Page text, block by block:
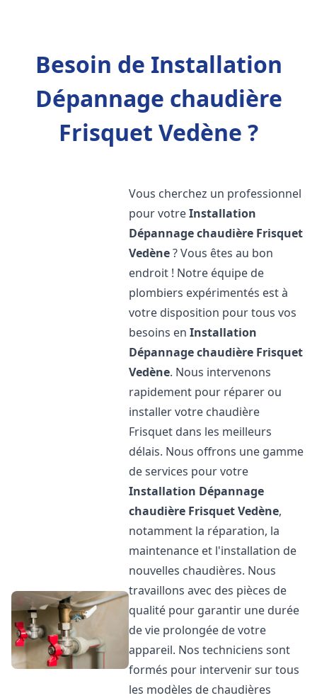
Besoin de Installation
Dépannage chaudière
Frisquet Vedène ?
Vous cherchez un professionnel
pour votreInstallation
Dépannage chaudière Frisquet
Vedène? Vous êtes au bon
endroit ! Notre équipe de
plombiers expérimentés est à
votre disposition pour tous vos
besoins enInstallation
Dépannage chaudière Frisquet
Vedène. Nous intervenons
rapidement pour réparer ou
installer votre chaudière
Frisquet dans les meilleurs
délais. Nous offrons une gamme
de services pour votre
Installation Dépannage
chaudière FrisquetVedène,
notamment la réparation, la
maintenance et l'installation de
nouvelles chaudières. Nous
travaillons avec des pièces de
qualité pour garantir une durée
de vie prolongée de votre
appareil. Nos techniciens sont
formés pour intervenir sur tous
les modèles de chaudières